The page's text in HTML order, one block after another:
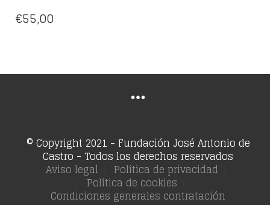
€55,00
© Copyright 2021 - Fundación José Antonio de
Castro - Todos los derechos reservados
Aviso legal Política de privacidad
Política de cookies
Condiciones generales contratación